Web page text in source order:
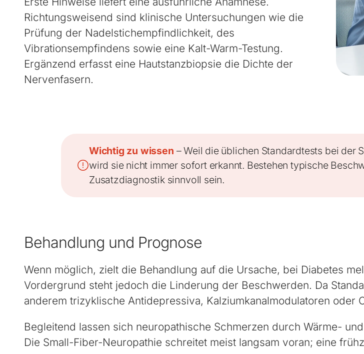
Richtungsweisend sind klinische Untersuchungen wie die
Prüfung der Nadelstichempfindlichkeit, des
Vibrationsempfindens sowie eine Kalt-Warm-Testung.
Ergänzend erfasst eine Hautstanzbiopsie die Dichte der
Nervenfasern.
Wichtig zu wissen – Weil die üblichen Standardtests bei
wird sie nicht immer sofort erkannt. Bestehen typische
Zusatzdiagnostik sinnvoll sein.
Behandlung und Prognose
Wenn möglich, zielt die Behandlung auf die Ursache, bei Diabetes
Vordergrund steht jedoch die Linderung der Beschwerden. Da
anderem trizyklische Antidepressiva, Kalziumkanalmodulatoren oder
Begleitend lassen sich neuropathische Schmerzen durch Wärme-
Die Small-Fiber-Neuropathie schreitet meist langsam voran; eine